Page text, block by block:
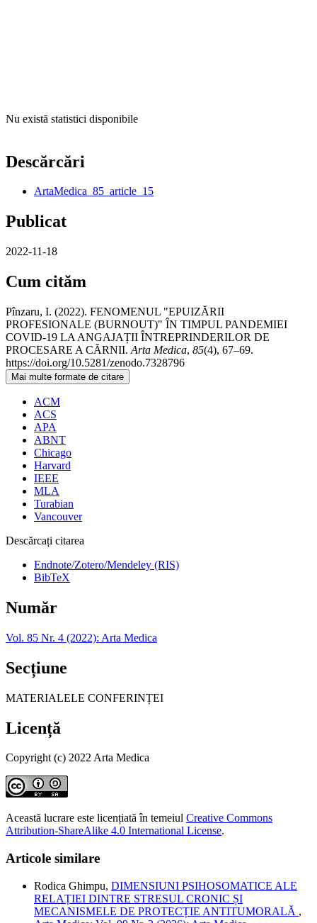
Nu există statistici disponibile
Descărcări
ArtaMedica_85_article_15
Publicat
2022-11-18
Cum cităm
Pînzaru, I. (2022). FENOMENUL "EPUIZĂRII
PROFESIONALE (BURNOUT)" ÎN TIMPUL PANDEMIEI
COVID-19 LA ANGAJAȚII ÎNTREPRINDERILOR DE
PROCESARE A CĂRNII. Arta Medica, 85(4), 67–69.
https://doi.org/10.5281/zenodo.7328796
Mai multe formate de citare
ACM
ACS
APA
ABNT
Chicago
Harvard
IEEE
MLA
Turabian
Vancouver
Descărcați citarea
Endnote/Zotero/Mendeley (RIS)
BibTeX
Număr
Vol. 85 Nr. 4 (2022): Arta Medica
Secțiune
MATERIALELE CONFERINȚEI
Licență
Copyright (c) 2022 Arta Medica
Această lucrare este licențiată în temeiul Creative Commons
Attribution-ShareAlike 4.0 International License.
Articole similare
Rodica Ghimpu, DIMENSIUNI PSIHOSOMATICE ALE
RELAȚIEI DINTRE STRESUL CRONIC ȘI
MECANISMELE DE PROTECȚIE ANTITUMORALĂ ,